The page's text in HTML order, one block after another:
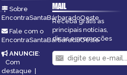
Sobre
EncontraSantaBárbaradoOeste
Fale com o
EncontraSantaBárbaradoOeste
ANUNCIE:
Com
destaque |
MAIL
Receba grátis as
principais notícias,
dicas e promoções